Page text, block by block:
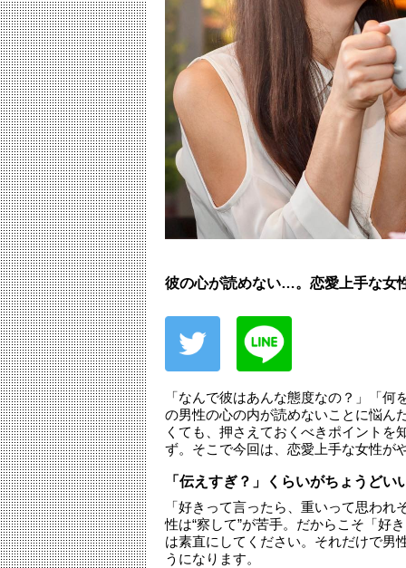
彼の心が読めない…。恋愛上手な女
「なんで彼はあんな態度なの？」「
の男性の心の内が読めないことに悩ん
くても、押さえておくべきポイント
ず。そこで今回は、恋愛上手な女性が
「伝えすぎ？」くらいがちょうどい
「好きって言ったら、重いって思わ
性は“察して”が苦手。だからこそ「好
は素直にしてください。それだけで男
うになります。